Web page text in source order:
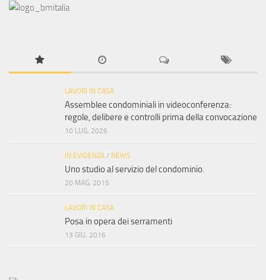
LAVORI IN CASA
Assemblee condominiali in videoconferenza:
regole, delibere e controlli prima della convocazione
10 LUG, 2026
IN EVIDENZA / NEWS
Uno studio al servizio del condominio.
20 MAG, 2015
LAVORI IN CASA
Posa in opera dei serramenti
13 GIU, 2016